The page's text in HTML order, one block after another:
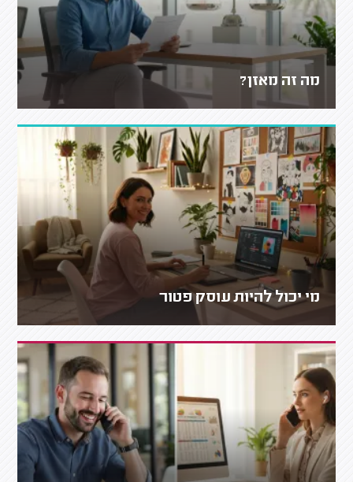
מה זה מאזן?
מי יכול להיות עוסק פטור